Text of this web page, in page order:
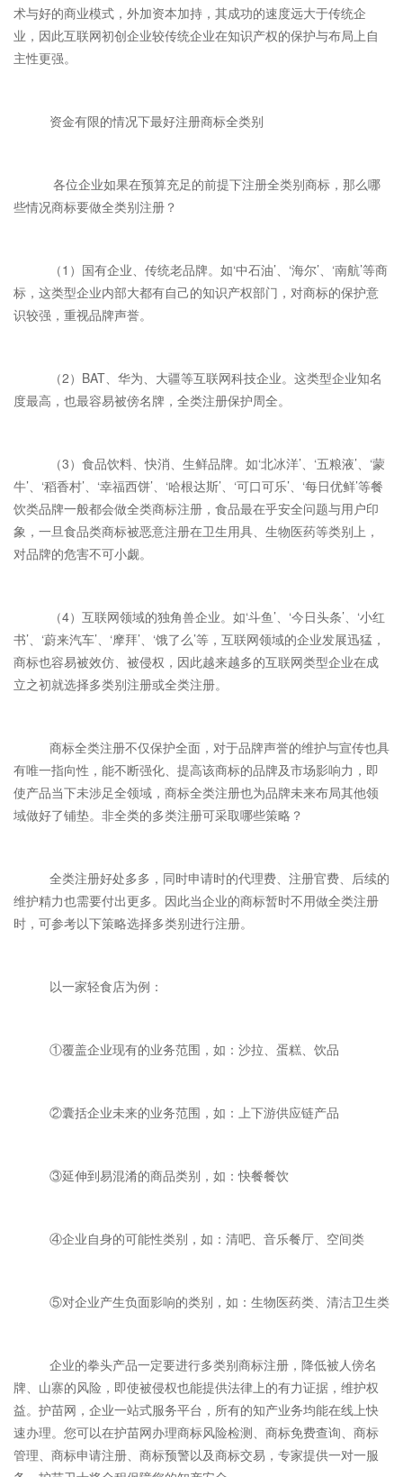
术与好的商业模式，外加资本加持，其成功的速度远大于传统企
业，因此互联网初创企业较传统企业在知识产权的保护与布局上自
主性更强。
资金有限的情况下最好注册商标全类别
各位企业如果在预算充足的前提下注册全类别商标，那么哪
些情况商标要做全类别注册？
（1）国有企业、传统老品牌。如‘中石油’、‘海尔’、‘南航’等商
标，这类型企业内部大都有自己的知识产权部门，对商标的保护意
识较强，重视品牌声誉。
（2）BAT、华为、大疆等互联网科技企业。这类型企业知名
度最高，也最容易被傍名牌，全类注册保护周全。
（3）食品饮料、快消、生鲜品牌。如‘北冰洋’、‘五粮液’、‘蒙
牛’、‘稻香村’、‘幸福西饼’、‘哈根达斯’、‘可口可乐’、‘每日优鲜’等餐
饮类品牌一般都会做全类商标注册，食品最在乎安全问题与用户印
象，一旦食品类商标被恶意注册在卫生用具、生物医药等类别上，
对品牌的危害不可小觑。
（4）互联网领域的独角兽企业。如‘斗鱼’、‘今日头条’、‘小红
书’、‘蔚来汽车’、‘摩拜’、‘饿了么’等，互联网领域的企业发展迅猛，
商标也容易被效仿、被侵权，因此越来越多的互联网类型企业在成
立之初就选择多类别注册或全类注册。
商标全类注册不仅保护全面，对于品牌声誉的维护与宣传也具
有唯一指向性，能不断强化、提高该商标的品牌及市场影响力，即
使产品当下未涉足全领域，商标全类注册也为品牌未来布局其他领
域做好了铺垫。非全类的多类注册可采取哪些策略？
全类注册好处多多，同时申请时的代理费、注册官费、后续的
维护精力也需要付出更多。因此当企业的商标暂时不用做全类注册
时，可参考以下策略选择多类别进行注册。
以一家轻食店为例：
①覆盖企业现有的业务范围，如：沙拉、蛋糕、饮品
②囊括企业未来的业务范围，如：上下游供应链产品
③延伸到易混淆的商品类别，如：快餐餐饮
④企业自身的可能性类别，如：清吧、音乐餐厅、空间类
⑤对企业产生负面影响的类别，如：生物医药类、清洁卫生类
企业的拳头产品一定要进行多类别商标注册，降低被人傍名
牌、山寨的风险，即使被侵权也能提供法律上的有力证据，维护权
益。护苗网，企业一站式服务平台，所有的知产业务均能在线上快
速办理。您可以在护苗网办理商标风险检测、商标免费查询、商标
管理、商标申请注册、商标预警以及商标交易，专家提供一对一服